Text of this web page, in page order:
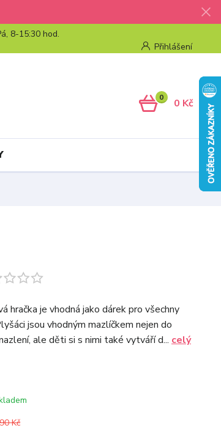
Přihlášení
8-15:30 hod.
0 0 Kč
hračka je vhodná jako dárek pro všechny
jsou vhodným mazlíčkem nejen do
ale děti si s nimi také vytváří d... celý
Kč